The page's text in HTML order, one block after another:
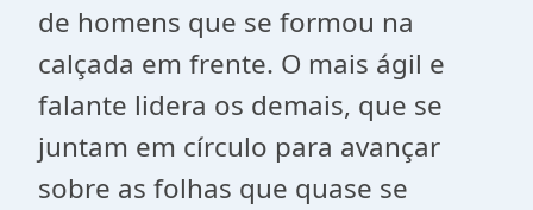
de homens que se formou na
calçada em frente. O mais ágil e
falante lidera os demais, que se
juntam em círculo para avançar
sobre as folhas que quase se